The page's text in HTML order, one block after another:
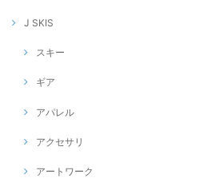
J SKIS
スキー
ギア
アパレル
アクセサリ
アートワーク